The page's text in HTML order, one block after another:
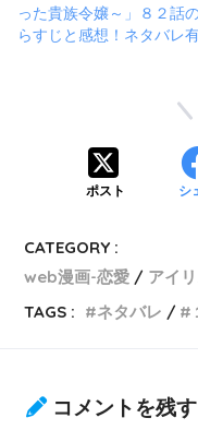
った貴族令嬢～」８２話
らすじと感想！ネタバレ
ポスト シ
CATEGORY :
web漫画-恋愛
アイ
TAGS :
ネタバレ
コメントを残す